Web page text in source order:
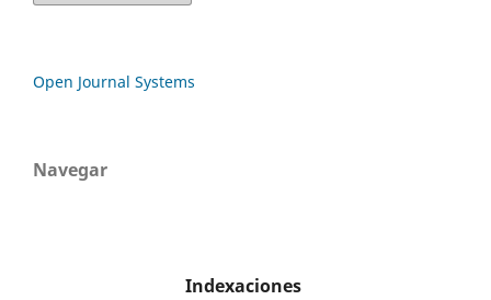
Open Journal Systems
Navegar
Indexaciones